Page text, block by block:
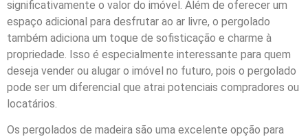
significativamente o valor do imóvel. Além de oferecer um
espaço adicional para desfrutar ao ar livre, o pergolado
também adiciona um toque de sofisticação e charme à
propriedade. Isso é especialmente interessante para quem
deseja vender ou alugar o imóvel no futuro, pois o pergolado
pode ser um diferencial que atrai potenciais compradores ou
locatários.
Os pergolados de madeira são uma excelente opção para